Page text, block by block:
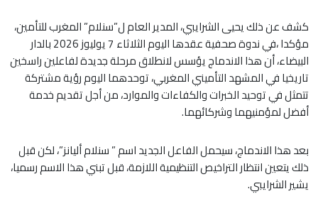
كشف عن ذلك يحيى الشرايبي، المدير العام ل”سنلام” المغرب للتأمين،
مؤكدا ،في ندوة صحفية عقدها اليوم الثلاثاء 7 يوليوز 2026 بالدار
البيضاء، أن هذا الاندماج يؤسس لانطلاق مرحلة جديدة لفاعلين راسخين
تاريخيا في المشهد التأميني المغربي، توحدهما اليوم رؤية مشتركة
تتمثل في توحيد الخبرات والكفاءات والموارد، من أجل تقديم خدمة
أفضل لمؤمنيهما وشركائهما.
بعد هذا الاندماج، سيحمل الفاعل الجديد اسم ” سنلام أليانز”، لكن قبل
ذلك يتعين انتظار التراخيص التنظيمية اللازمة، قبل تبني هذا الاسم رسميا،
يشير الشرايبي.